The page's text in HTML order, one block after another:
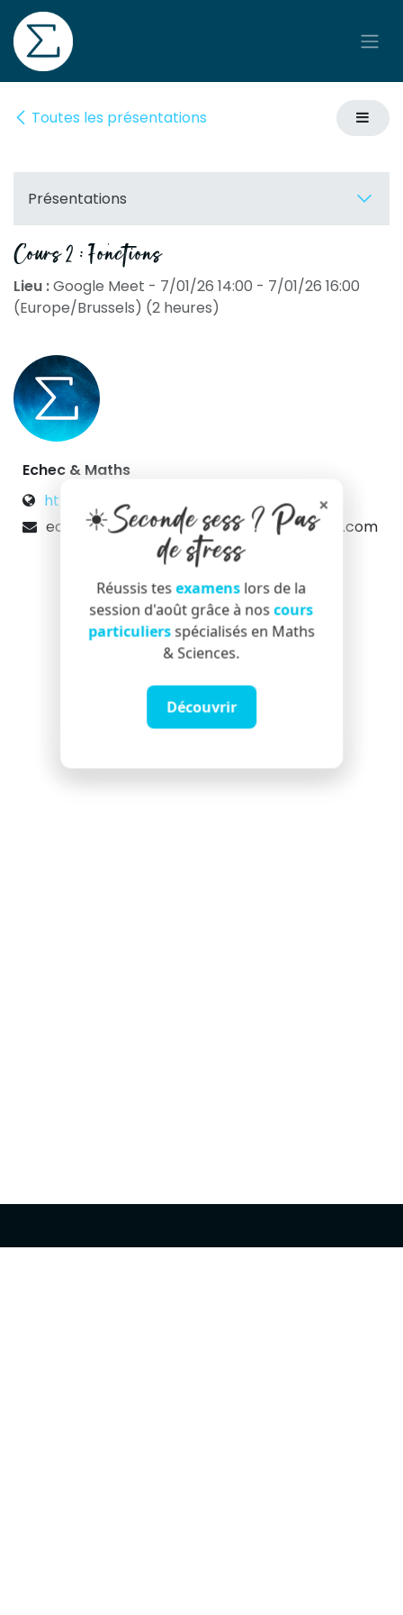
Se rendre au contenu
Toutes les présentations
Présentations
Cours 2 : Fonctions
Lieu :Google Meet - 7/01/26 14:00 - 7/01/26 16:00
(Europe/Brussels) (2 heures)
Echec & Maths
http://echecetmaths.com
echecetmaths.coursparticuliers@hotmail.com
×
☀️Seconde sess ? Pas
de stress
Réussis tesexamens lors de la
session d'août grâce à noscours
particuliers spécialisés en Maths
& Sciences.
Découvrir